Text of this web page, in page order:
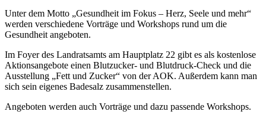
Unter dem Motto „Gesundheit im Fokus – Herz, Seele und mehr“
werden verschiedene Vorträge und Workshops rund um die
Gesundheit angeboten.
Im Foyer des Landratsamts am Hauptplatz 22 gibt es als kostenlose
Aktionsangebote einen Blutzucker- und Blutdruck-Check und die
Ausstellung „Fett und Zucker“ von der AOK. Außerdem kann man
sich sein eigenes Badesalz zusammenstellen.
Angeboten werden auch Vorträge und dazu passende Workshops.